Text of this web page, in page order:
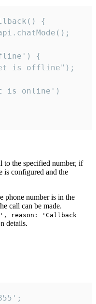
{
{
is offline");
is online')
to the specified number, if
is configured and the
phone number is in the
call can be made.
'Callback
details.